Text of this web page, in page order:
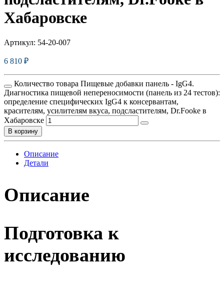
Хабаровске
Артикул: 54-20-007
6 810 ₽
Количество товара Пищевые добавки панель - IgG4.
Диагностика пищевой непереносимости (панель из 24 тестов):
определение специфических IgG4 к консервантам,
красителям, усилителям вкуса, подсластителям, Dr.Fooke в
Хабаровске
В корзину
Описание
Детали
Описание
Подготовка к
исследованию